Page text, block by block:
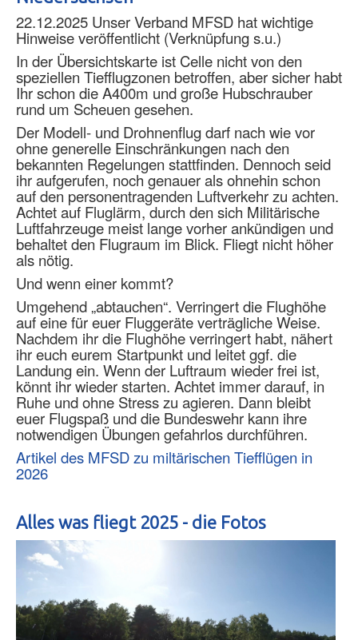
22.12.2025 Unser Verband MFSD hat wichtige
Hinweise veröffentlicht (Verknüpfung s.u.)
In der Übersichtskarte ist Celle nicht von den
speziellen Tiefflugzonen betroffen, aber sicher habt
Ihr schon die A400m und große Hubschrauber
rund um Scheuen gesehen.
Der Modell- und Drohnenflug darf nach wie vor
ohne generelle Einschränkungen nach den
bekannten Regelungen stattfinden. Dennoch seid
ihr aufgerufen, noch genauer als ohnehin schon
auf den personentragenden Luftverkehr zu achten.
Achtet auf Fluglärm, durch den sich Militärische
Luftfahrzeuge meist lange vorher ankündigen und
behaltet den Flugraum im Blick. Fliegt nicht höher
als nötig.
Und wenn einer kommt?
Umgehend „abtauchen“. Verringert die Flughöhe
auf eine für euer Fluggeräte verträgliche Weise.
Nachdem ihr die Flughöhe verringert habt, nähert
ihr euch eurem Startpunkt und leitet ggf. die
Landung ein. Wenn der Luftraum wieder frei ist,
könnt ihr wieder starten. Achtet immer darauf, in
Ruhe und ohne Stress zu agieren. Dann bleibt
euer Flugspaß und die Bundeswehr kann ihre
notwendigen Übungen gefahrlos durchführen.
Artikel des MFSD zu miltärischen Tiefflügen in
2026
Alles was fliegt 2025 - die Fotos